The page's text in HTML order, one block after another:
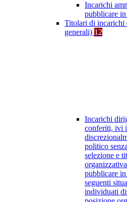
Incarichi
pubblicare
Titolari di incarichi
generali) 12
Incarichi
conferiti, ivi
politico
selezione e
pubblicare
seguenti
individuati